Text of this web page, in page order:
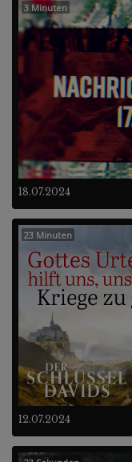
18.07.2024
3 Minuten
12.07.2024
23 Minuten